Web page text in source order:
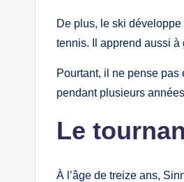
De plus, le ski
tennis. Il apprend aussi
Pourtant, il ne pense
pendant plusieurs
Le
À l’âge de treize ans,